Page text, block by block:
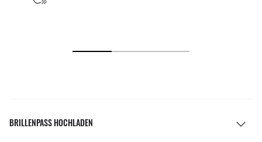
BRILLENPASS HOCHLADEN